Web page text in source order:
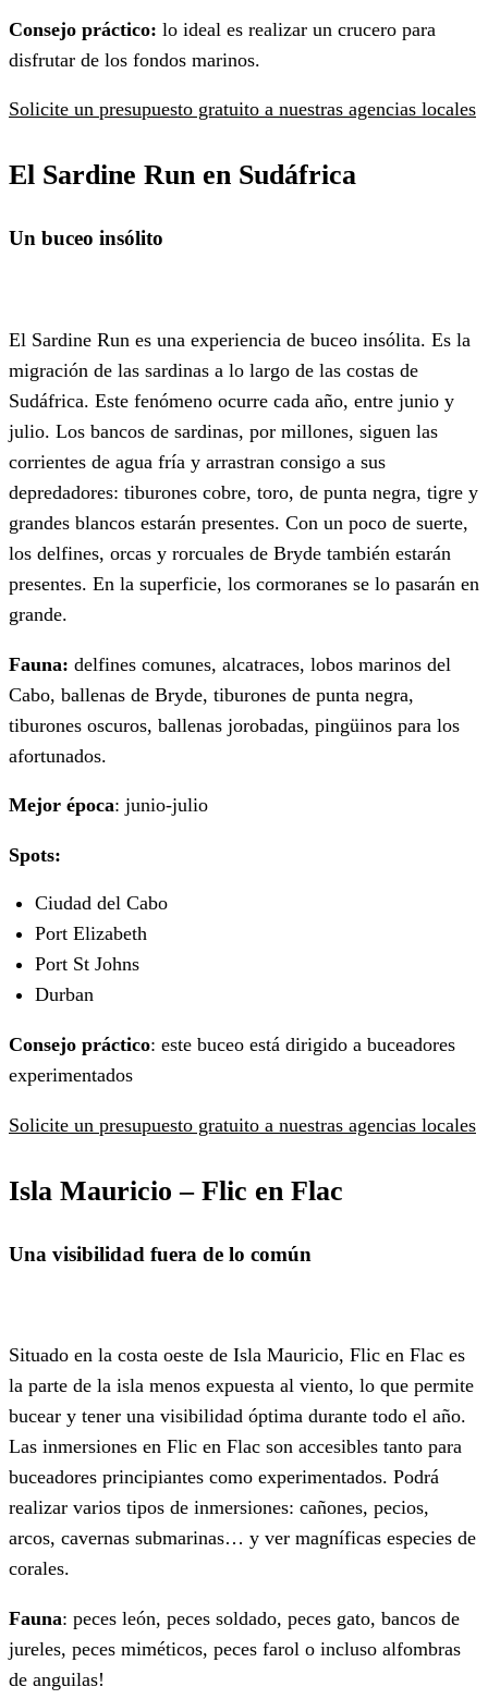
Consejo práctico: lo ideal es realizar un crucero para
disfrutar de los fondos marinos.
Solicite un presupuesto gratuito a nuestras agencias locales
El Sardine Run en Sudáfrica
Un buceo insólito
El Sardine Run es una experiencia de buceo insólita. Es la
migración de las sardinas a lo largo de las costas de
Sudáfrica. Este fenómeno ocurre cada año, entre junio y
julio. Los bancos de sardinas, por millones, siguen las
corrientes de agua fría y arrastran consigo a sus
depredadores: tiburones cobre, toro, de punta negra, tigre y
grandes blancos estarán presentes. Con un poco de suerte,
los delfines, orcas y rorcuales de Bryde también estarán
presentes. En la superficie, los cormoranes se lo pasarán en
grande.
Fauna: delfines comunes, alcatraces, lobos marinos del
Cabo, ballenas de Bryde, tiburones de punta negra,
tiburones oscuros, ballenas jorobadas, pingüinos para los
afortunados.
Mejor época: junio-julio
Spots:
Ciudad del Cabo
Port Elizabeth
Port St Johns
Durban
Consejo práctico: este buceo está dirigido a buceadores
experimentados
Solicite un presupuesto gratuito a nuestras agencias locales
Isla Mauricio – Flic en Flac
Una visibilidad fuera de lo común
Situado en la costa oeste de Isla Mauricio, Flic en Flac es
la parte de la isla menos expuesta al viento, lo que permite
bucear y tener una visibilidad óptima durante todo el año.
Las inmersiones en Flic en Flac son accesibles tanto para
buceadores principiantes como experimentados. Podrá
realizar varios tipos de inmersiones: cañones, pecios,
arcos, cavernas submarinas… y ver magníficas especies de
corales.
Fauna: peces león, peces soldado, peces gato, bancos de
jureles, peces miméticos, peces farol o incluso alfombras
de anguilas!